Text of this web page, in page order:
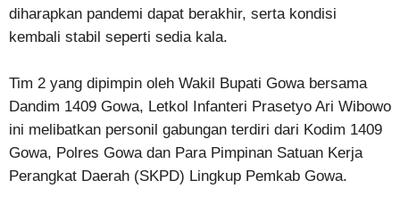
diharapkan pandemi dapat berakhir, serta kondisi
kembali stabil seperti sedia kala.
Tim 2 yang dipimpin oleh Wakil Bupati Gowa bersama
Dandim 1409 Gowa, Letkol Infanteri Prasetyo Ari Wibowo
ini melibatkan personil gabungan terdiri dari Kodim 1409
Gowa, Polres Gowa dan Para Pimpinan Satuan Kerja
Perangkat Daerah (SKPD) Lingkup Pemkab Gowa.